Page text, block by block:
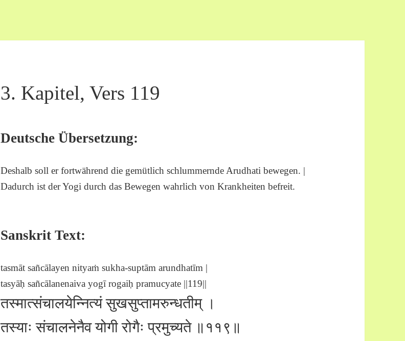
3. Kapitel, Vers 119
Deutsche Übersetzung:
Deshalb soll er fortwährend die gemütlich schlummernde Arudhati bewegen. |
Dadurch ist der Yogi durch das Bewegen wahrlich von Krankheiten befreit.
Sanskrit Text:
tasmāt sañcālayen nityaṁ sukha-suptām arundhatīm |
tasyāḥ sañcālanenaiva yogī rogaiḥ pramucyate ||119||
तस्मात्संचालयेन्नित्यं सुखसुप्तामरुन्धतीम् ।
तस्याः संचालनेनैव योगी रोगैः प्रमुच्यते ॥११९॥